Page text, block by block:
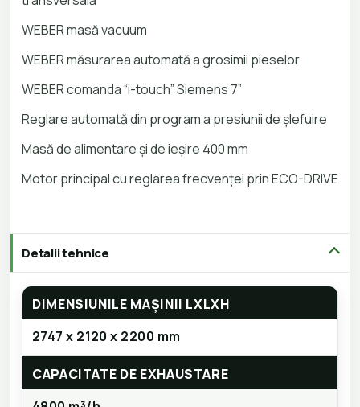
WEBER masă vacuum
WEBER măsurarea automată a grosimii pieselor
WEBER comanda “i-touch” Siemens 7”
Reglare automată din program a presiunii de șlefuire
Masă de alimentare și de ieșire 400 mm
Motor principal cu reglarea frecvenței prin ECO-DRIVE
Detalii tehnice
DIMENSIUNILE MAȘINII LXLXH
2747 x 2120 x 2200 mm
CAPACITATE DE EXHAUSTARE